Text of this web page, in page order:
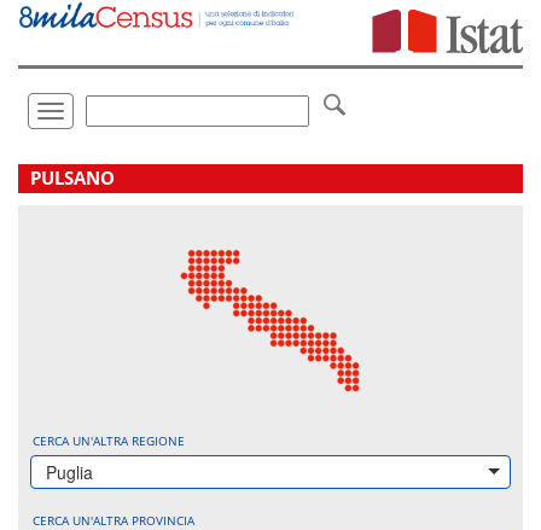
Vai
direttamente
Toggle
navigation
.
PULSANO
CERCA UN'ALTRA REGIONE
Puglia
CERCA UN'ALTRA PROVINCIA